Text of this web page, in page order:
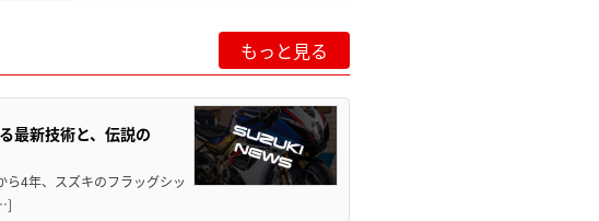
もっと見る
最新技術と、伝説の
ら4年、スズキのフラッグシッ